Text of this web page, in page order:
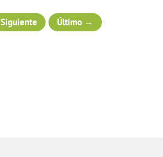
Siguiente Último →